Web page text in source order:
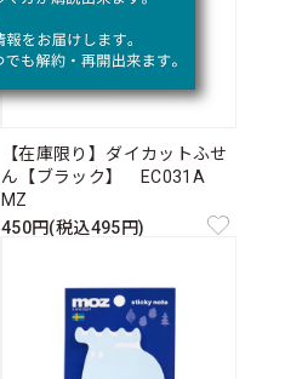
【在庫限り】ダイカットふせ
ん【ブラック】 EC031A
MZ
450円(税込495円)